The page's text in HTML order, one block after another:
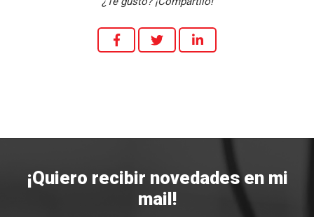
¡Quiero recibir novedades en mi
mail!